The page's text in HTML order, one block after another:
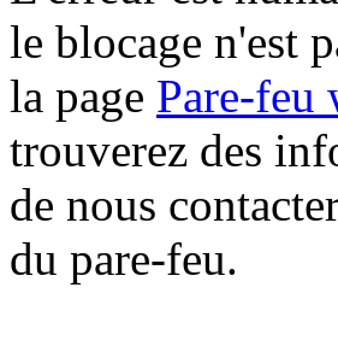
le blocage n'est
la page Pare-feu
trouverez des
de nous
du pare-feu.